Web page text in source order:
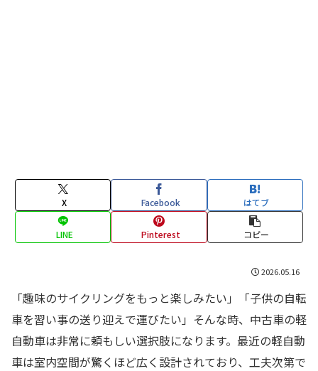
X Facebook はてブ
LINE Pinterest コピー
2026.05.16
「趣味のサイクリングをもっと楽しみたい」「子供の自転
車を習い事の送り迎えで運びたい」そんな時、中古車の軽
自動車は非常に頼もしい選択肢になります。最近の軽自動
車は室内空間が驚くほど広く設計されており、工夫次第で